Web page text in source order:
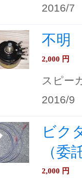
2016/7
不明
2,000 円
スピー
2016/9
ビク
（委
2,000 円